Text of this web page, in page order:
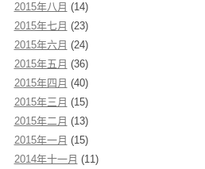
2015年八月 (14)
2015年七月 (23)
2015年六月 (24)
2015年五月 (36)
2015年四月 (40)
2015年三月 (15)
2015年二月 (13)
2015年一月 (15)
2014年十一月 (11)